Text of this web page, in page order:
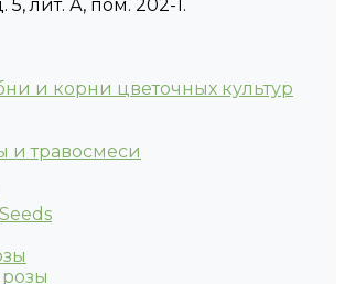
5, лит. А, пом. 202-1.
и корни цветочных культур
и травосмеси